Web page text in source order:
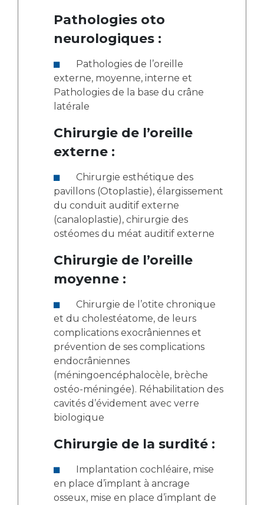
Pathologies oto
neurologiques :
externe, moyenne, interne et
Pathologies de la base du crâne
latérale
Chirurgie de l’oreille
externe :
pavillons (Otoplastie), élargissement
du conduit auditif externe
(canaloplastie), chirurgie des
ostéomes du méat auditif externe
Chirurgie de l’oreille
moyenne :
et du cholestéatome, de leurs
complications exocrâniennes et
prévention de ses complications
endocrâniennes
(méningoencéphalocèle, brèche
ostéo-méningée). Réhabilitation des
cavités d’évidement avec verre
biologique
Chirurgie de la surdité :
en place d’implant à ancrage
osseux, mise en place d’implant de